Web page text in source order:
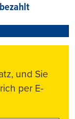
und Sie
per E-